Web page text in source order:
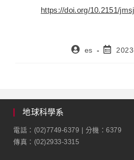
https://doi.org/10.2151/
es
地球科學系
電話：(02)7749-6379 | 分機：6379
傳真：(02)2933-3315